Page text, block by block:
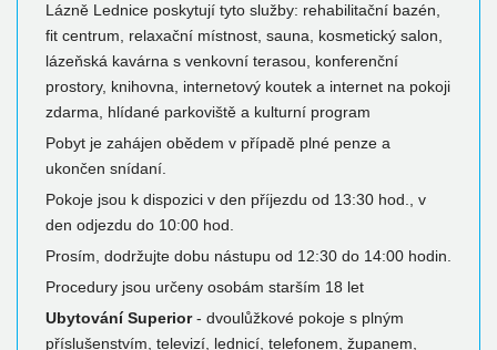
Lázně Lednice poskytují tyto služby: rehabilitační bazén,
fit centrum, relaxační místnost, sauna, kosmetický salon,
lázeňská kavárna s venkovní terasou, konferenční
prostory, knihovna, internetový koutek a internet na pokoji
zdarma, hlídané parkoviště a kulturní program
Pobyt je zahájen obědem v případě plné penze a
ukončen snídaní.
Pokoje jsou k dispozici v den příjezdu od 13:30 hod., v
den odjezdu do 10:00 hod.
Prosím, dodržujte dobu nástupu od 12:30 do 14:00 hodin.
Procedury jsou určeny osobám starším 18 let
Ubytování Superior- dvoulůžkové pokoje s plným
příslušenstvím, televizí, lednicí, telefonem, županem,